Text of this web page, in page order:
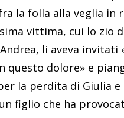
la folla alla veglia in
vittima, cui lo zio
li aveva invitati
questo dolore» e
la perdita di Giulia
figlio che ha